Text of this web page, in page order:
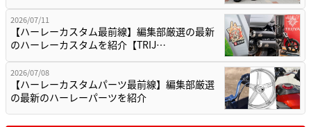
2026/07/11
【ハーレーカスタム最前線】編集部厳選の最新
のハーレーカスタムを紹介【TRIJ…
2026/07/08
【ハーレーカスタムパーツ最前線】編集部厳選
の最新のハーレーパーツを紹介